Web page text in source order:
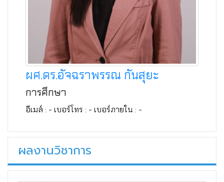
ผศ.ดร.อัจฉราพรรณ กันสุยะ
การศึกษา
อีเมล์ : - เบอร์โทร : - เบอร์ภายใน : -
ผลงานวิชาการ